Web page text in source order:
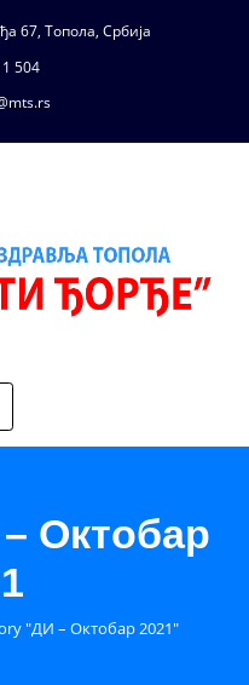
67, Топола, Србија
504
Октобар
"ДИ – Октобар 2021"